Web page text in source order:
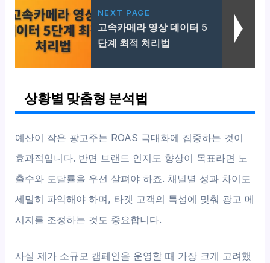
NEXT PAGE
고속카메라 영상 데이터 5
단계 최적 처리법
상황별 맞춤형 분석법
예산이 작은 광고주는 ROAS 극대화에 집중하는 것이
효과적입니다. 반면 브랜드 인지도 향상이 목표라면 노
출수와 도달률을 우선 살펴야 하죠. 채널별 성과 차이도
세밀히 파악해야 하며, 타겟 고객의 특성에 맞춰 광고 메
시지를 조정하는 것도 중요합니다.
사실 제가 소규모 캠페인을 운영할 때 가장 크게 고려했